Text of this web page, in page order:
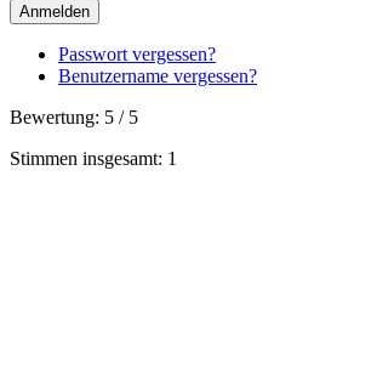
Anmelden
Passwort vergessen?
Benutzername vergessen?
Bewertung: 5 / 5
Stimmen insgesamt: 1